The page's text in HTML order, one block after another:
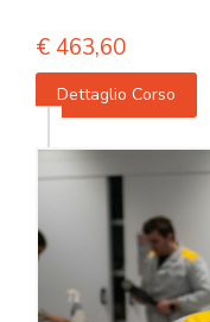
€ 463,60
Dettaglio Corso